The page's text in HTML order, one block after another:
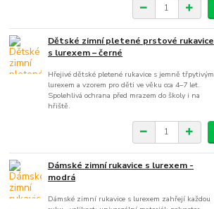
Dětské zimní pletené prstové rukavice
s lurexem – černé
Hřejivé dětské pletené rukavice s jemně třpytivým
lurexem a vzorem pro děti ve věku cca 4–7 let.
Spolehlivá ochrana před mrazem do školy i na
hřiště.
Dámské zimní rukavice s lurexem -
modrá
Dámské zimní rukavice s lurexem zahřejí každou